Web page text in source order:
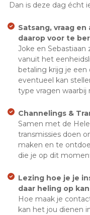
Dan is deze dag écht
Satsang, vraag
daarop voor te
Joke en Sebastiaan
vanuit het
betaling krijg je een
eventueel kan
type vragen waarbij
Channelings &
Samen met de
transmissies doen
maken en te
die je op dit
Lezing hoe je je
daar heling op
Hoe maak je
kan het jou dienen